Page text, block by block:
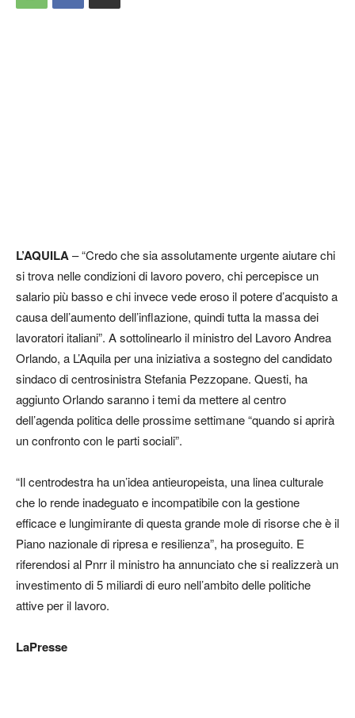
L’AQUILA– “Credo che sia assolutamente urgente aiutare chi
si trova nelle condizioni di lavoro povero, chi percepisce un
salario più basso e chi invece vede eroso il potere d’acquisto a
causa dell’aumento dell’inflazione, quindi tutta la massa dei
lavoratori italiani”. A sottolinearlo il ministro del Lavoro Andrea
Orlando, a L’Aquila per una iniziativa a sostegno del candidato
sindaco di centrosinistra Stefania Pezzopane. Questi, ha
aggiunto Orlando saranno i temi da mettere al centro
dell’agenda politica delle prossime settimane “quando si aprirà
un confronto con le parti sociali”.
“Il centrodestra ha un’idea antieuropeista, una linea culturale
che lo rende inadeguato e incompatibile con la gestione
efficace e lungimirante di questa grande mole di risorse che è il
Piano nazionale di ripresa e resilienza”, ha proseguito. E
riferendosi al Pnrr il ministro ha annunciato che si realizzerà un
investimento di 5 miliardi di euro nell’ambito delle politiche
attive per il lavoro.
LaPresse